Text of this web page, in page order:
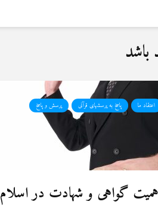
باشد
اعتقاد ما پاسخ به پرسشهای قرآنی پرسش و پاسخ
گواهی و شهادت در اسلام